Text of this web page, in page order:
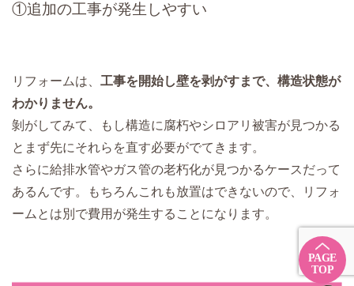
①追加の工事が発生しやすい
リフォームは、 工事を開始し壁を剥がすまで、構造状態が
わかりません。
剝がしてみて、もし構造に腐朽やシロアリ被害が見つかる
とまず先にそれらを直す必要がでてきます。
さらに給排水管やガス管の老朽化が見つかるケースだって
あるんです。もちろんこれも放置はできないので、リフォ
ームとは別で費用が発生することになります。
PAGE
TOP